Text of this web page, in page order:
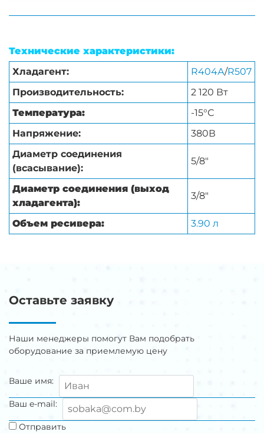
Технические характеристики:
Хладагент:
R404А/R507
Производительность:
2 120 Вт
Температура:
-15°С
Напряжение:
380В
Диаметр соединения
(всасывание):
5/8″
Диаметр соединения (выход
хладагента):
3/8″
Объем ресивера: 3.90 л
Оставьте заявку
Наши менеджеры помогут Вам подобрать
оборудование за приемлемую цену
Ваше имя:
Ваш e-mail:
Отправить